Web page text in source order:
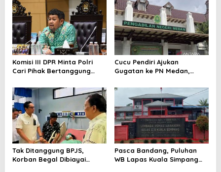
Komisi III DPR Minta Polri
Cari Pihak Bertanggung
yang Picu Blackout
Cucu Pendiri Ajukan
Gugatan ke PN Medan,
Parulian
Tak Ditanggung BPJS,
Korban Begal Dibiayai
Pasca Bandang, Puluhan
WB Lapas Kuala Simpang